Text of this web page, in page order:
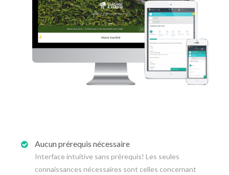
Aucun prérequis nécessaire
Interface intuitive sans prérequis! Les seules
connaissances nécessaires sont celles concernant